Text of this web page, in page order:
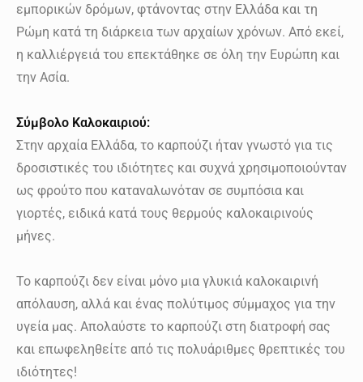
εμπορικών δρόμων, φτάνοντας στην Ελλάδα και τη
Ρώμη κατά τη διάρκεια των αρχαίων χρόνων. Από εκεί,
η καλλιέργειά του επεκτάθηκε σε όλη την Ευρώπη και
την Ασία.
Σύμβολο Καλοκαιριού:
Στην αρχαία Ελλάδα, το καρπούζι ήταν γνωστό για τις
δροσιστικές του ιδιότητες και συχνά χρησιμοποιούνταν
ως φρούτο που καταναλωνόταν σε συμπόσια και
γιορτές, ειδικά κατά τους θερμούς καλοκαιρινούς
μήνες.
Το καρπούζι δεν είναι μόνο μια γλυκιά καλοκαιρινή
απόλαυση, αλλά και ένας πολύτιμος σύμμαχος για την
υγεία μας. Απολαύστε το καρπούζι στη διατροφή σας
και επωφεληθείτε από τις πολυάριθμες θρεπτικές του
ιδιότητες!